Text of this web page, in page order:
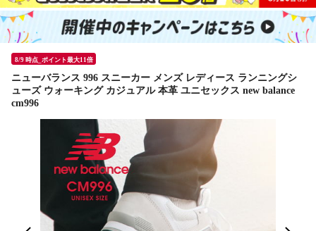
8/9 時点_ポイント最大11倍
ニューバランス 996 スニーカー メンズ レディース ランニングシ
ューズ ウォーキング カジュアル 本革 ユニセックス new balance
cm996